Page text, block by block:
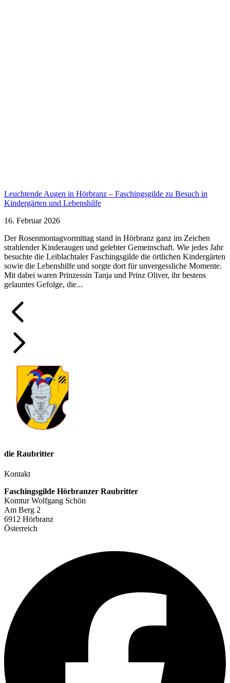
Leuchtende Augen in Hörbranz – Faschingsgilde zu Besuch in
Kindergärten und Lebenshilfe
16. Februar 2026
Der Rosenmontagvormittag stand in Hörbranz ganz im Zeichen
strahlender Kinderaugen und gelebter Gemeinschaft. Wie jedes Jahr
besuchte die Leiblachtaler Faschingsgilde die örtlichen Kindergärten
sowie die Lebenshilfe und sorgte dort für unvergessliche Momente.
Mit dabei waren Prinzessin Tanja und Prinz Oliver, ihr bestens
gelauntes Gefolge, die...
die Raubritter
Kontakt
Faschingsgilde Hörbranzer Raubritter
Komtur Wolfgang Schön
Am Berg 2
6912 Hörbranz
Österreich